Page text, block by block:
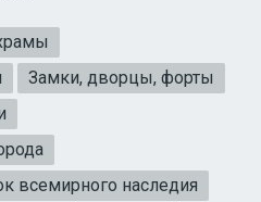
Замки, дворцы, форты
всемирного наследия